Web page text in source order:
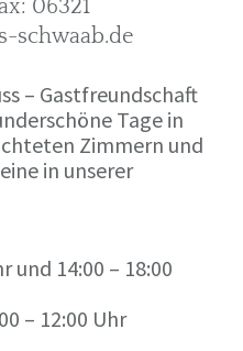
06321
schwaab.de
– Gastfreundschaft
Tage in
Zimmern und
in unserer
und 14:00 – 18:00
– 12:00 Uhr